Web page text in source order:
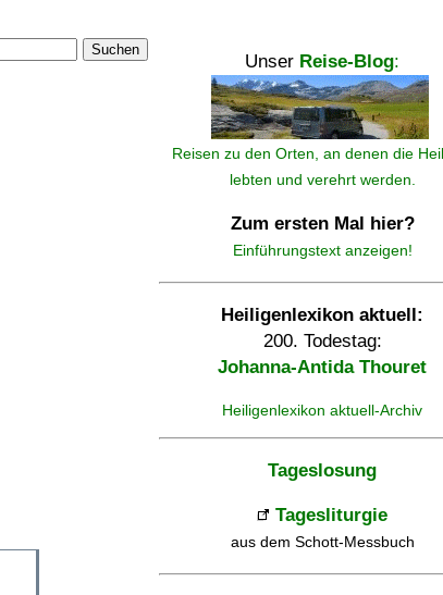
Suchen
Unser Reise-Blog:
Reisen zu den Orten, an denen die
lebten und verehrt werden.
Zum ersten Mal hier?
Einführungstext anzeigen!
Heiligenlexikon aktuell:
200. Todestag:
Johanna-Antida Thouret
Heiligenlexikon aktuell-Archiv
Tageslosung
Tagesliturgie
aus dem Schott-Messbuch